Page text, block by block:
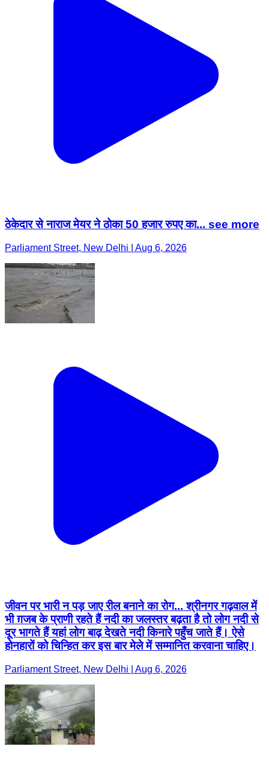
ठेकेदार से नाराज मेयर ने ठोका 50 हजार रुपए का... see more
Parliament Street, New Delhi | Aug 6, 2026
जीवन पर भारी न पड़ जाए रील बनाने का रोग... श्रीनगर गढ़वाल में
भी ग़जब के प्राणी रहते हैं नदी का जलस्तर बढ़ता है तो लोग नदी से
दूर भागते हैं यहां लोग बाढ़ देखते नदी किनारे पहुँच जाते हैं। ऐसे
होनहारों को चिन्हित कर इस बार मेले में सम्मानित करवाना चाहिए।
Parliament Street, New Delhi | Aug 6, 2026